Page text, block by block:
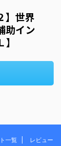
】世界
助イン
一覧 レビュー